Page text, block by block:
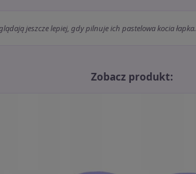
jeszcze lepiej, gdy pilnuje ich pastelowa kocia łapka.
Zobacz produkt: